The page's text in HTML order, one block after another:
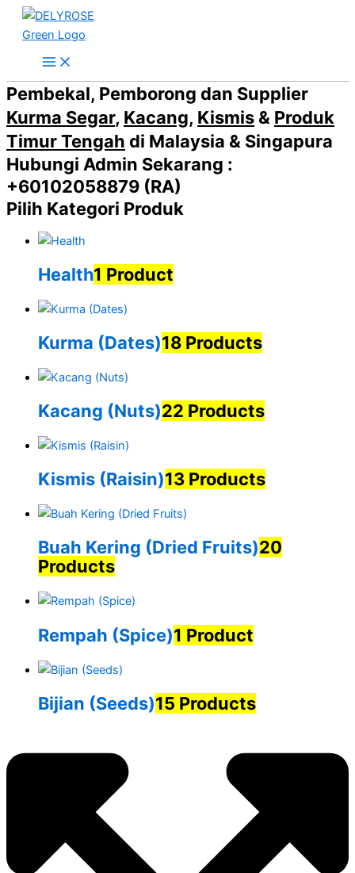
Skip
Pembekal, Pemborong dan Supplier
Kurma Segar, Kacang, Kismis & Produk
Timur Tengah di Malaysia & Singapura
Hubungi Admin Sekarang :
+60102058879 (RA)
Pilih Kategori Produk
Health1 Product
Kurma (Dates)18 Products
Kacang (Nuts)22 Products
Kismis (Raisin)13 Products
Buah Kering (Dried Fruits)20
Products
Rempah (Spice)1 Product
Bijian (Seeds)15 Products